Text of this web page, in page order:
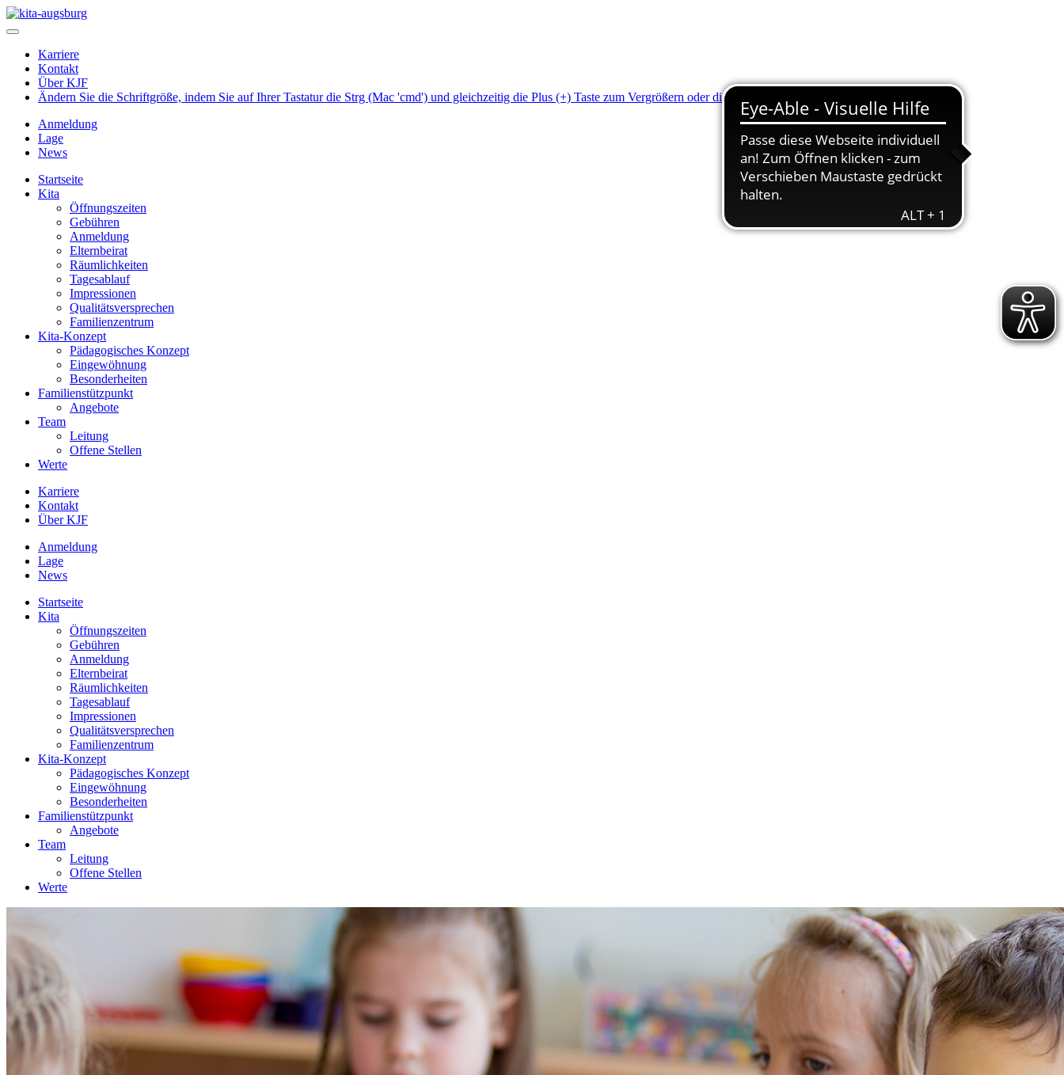
Karriere
Kontakt
Über KJF
Ändern Sie die Schriftgröße, indem Sie auf Ihrer Tastatur die Strg (Mac 'cmd') und gleichzeitig die Plus (+) Taste zum Vergrößern oder die Minus (-) Taste zum Verkleinern drücken.
Anmeldung
Lage
News
Startseite
Kita
Öffnungszeiten
Gebühren
Anmeldung
Elternbeirat
Räumlichkeiten
Tagesablauf
Impressionen
Qualitätsversprechen
Familienzentrum
Kita-Konzept
Pädagogisches Konzept
Eingewöhnung
Besonderheiten
Familienstützpunkt
Angebote
Team
Leitung
Offene Stellen
Werte
Karriere
Kontakt
Über KJF
Anmeldung
Lage
News
Startseite
Kita
Öffnungszeiten
Gebühren
Anmeldung
Elternbeirat
Räumlichkeiten
Tagesablauf
Impressionen
Qualitätsversprechen
Familienzentrum
Kita-Konzept
Pädagogisches Konzept
Eingewöhnung
Besonderheiten
Familienstützpunkt
Angebote
Team
Leitung
Offene Stellen
Werte